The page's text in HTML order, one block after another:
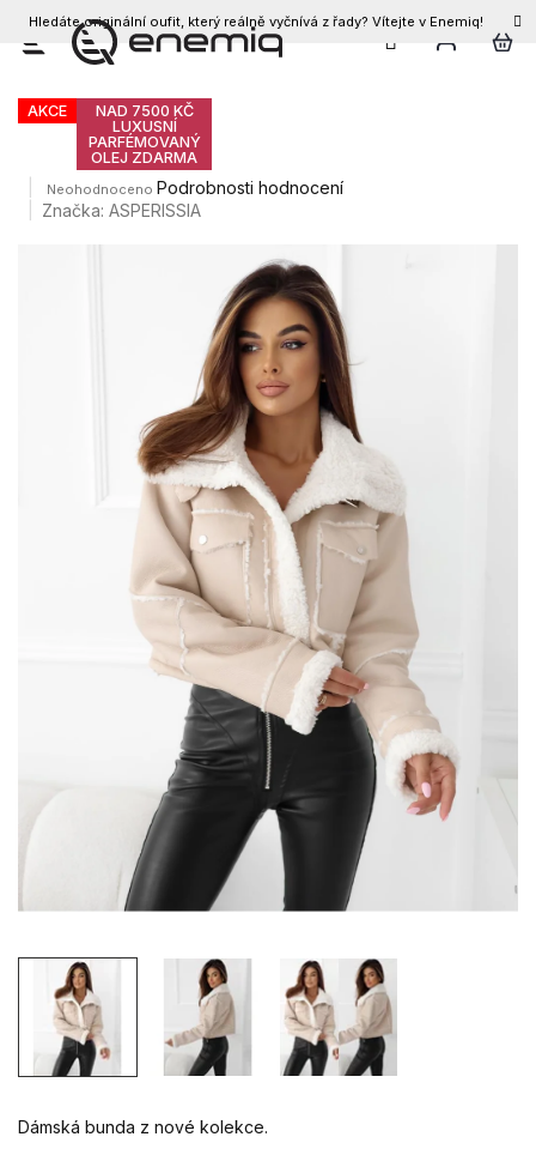
Přejít
Hledáte originální oufit, který reálně vyčnívá z řady? Vítejte v Enemiq!
CZK
Dámská bunda DANIQ
AKCE
NAD 7500 KČ
LUXUSNÍ
PARFÉMOVANÝ
OLEJ ZDARMA
Průměrné
hodnocení
Neohodnoceno Podrobnosti hodnocení
Značka:ASPERISSIA
Dámská bunda z nové kolekce.